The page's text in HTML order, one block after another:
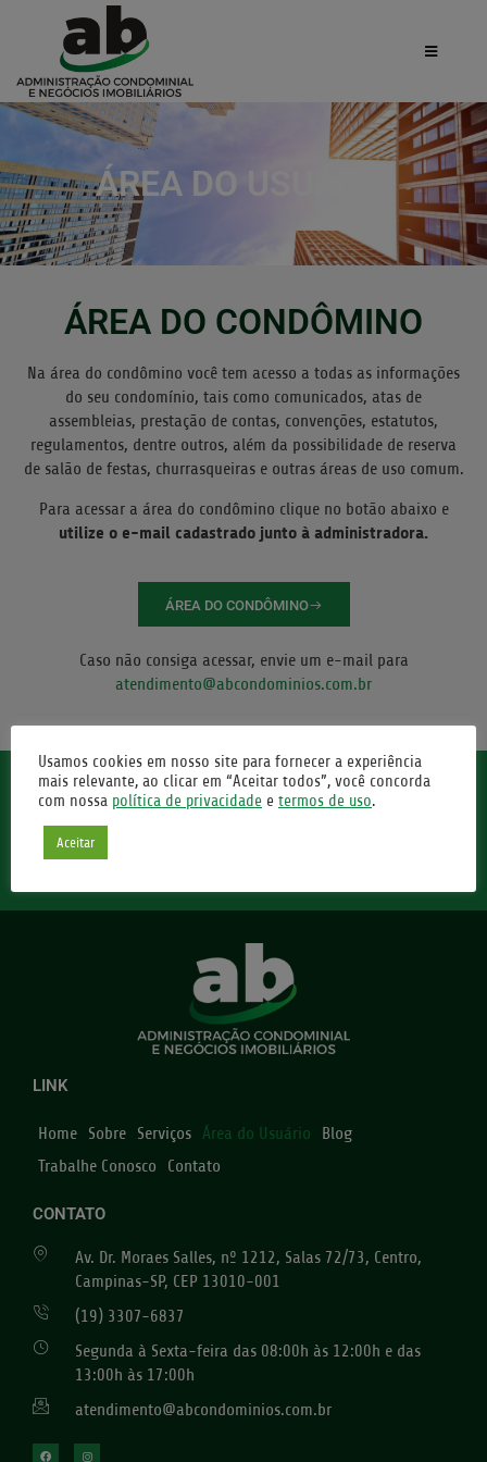
ÁREA DO USUÁRIO
ÁREA DO CONDÔMINO
Na área do condômino você tem acesso a todas as informações
do seu condomínio, tais como comunicados, atas de
assembleias, prestação de contas, convenções, estatutos,
regulamentos, dentre outros, além da possibilidade de reserva
de salão de festas, churrasqueiras e outras áreas de uso comum.
Para acessar a área do condômino clique no botão abaixo e
utilize o e-mail cadastrado junto à administradora.
ÁREA DO CONDÔMINO
Caso não consiga acessar, envie um e-mail para
atendimento@abcondominios.com.br
ACESSE NOSSO BLOG - AB NEWS
LINK
Home Sobre Serviços Área do Usuário
Blog
Trabalhe Conosco
Contato
CONTATO
Av. Dr. Moraes Salles, nº 1212, Salas 72/73, Centro,
Campinas-SP, CEP 13010-001
(19) 3307-6837
Segunda à Sexta-feira das 08:00h às 12:00h e das
13:00h às 17:00h
atendimento@abcondominios.com.br
Usamos cookies em nosso site para fornecer a experiência
mais relevante, ao clicar em “Aceitar todos”, você concorda
com nossa política de privacidade e termos de uso.
Aceitar